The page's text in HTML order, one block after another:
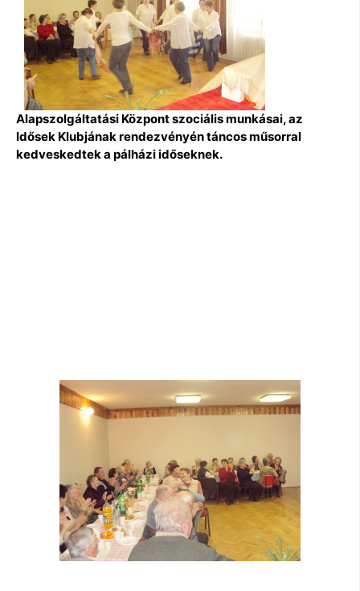
Alapszolgáltatási Központ szociális munkásai, az
Idősek Klubjának rendezvényén táncos műsorral
kedveskedtek a pálházi időseknek.